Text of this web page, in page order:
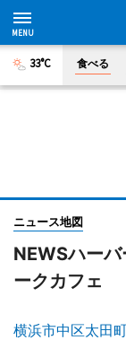
33°C 食べる
ニュース地図
NEWSハー
ークカフェ
横浜市中区太田